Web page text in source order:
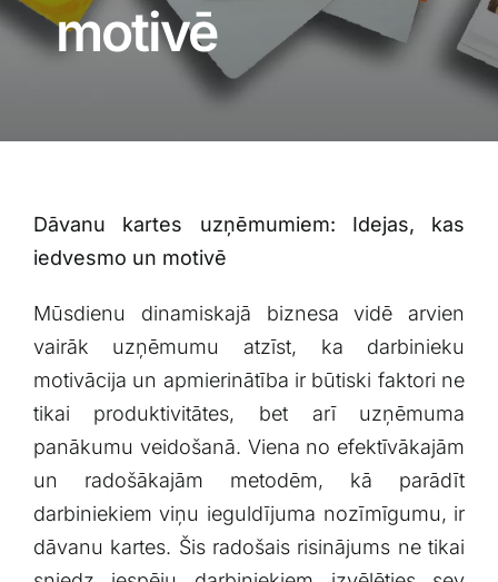
Blogs
Par mums
Vakances
BUJ
Kontakti
Klientu portāls
motivē
Dāvanu kartes uzņēmumiem: Idejas, ⁣kas
iedvesmo un motivē
Mūsdienu dinamiskajā biznesa⁢ vidē arvien
vairāk uzņēmumu atzīst, ka darbinieku
motivācija un apmierinātība ir būtiski faktori ne
​tikai produktivitātes, bet arī uzņēmuma⁢
panākumu ⁣veidošanā. Viena no efektīvākajām
un radošākajām metodēm, kā‌ parādīt⁢
darbiniekiem viņu ieguldījuma nozīmīgumu, ⁢ir
dāvanu kartes. ⁤Šis radošais ⁣risinājums ne tikai